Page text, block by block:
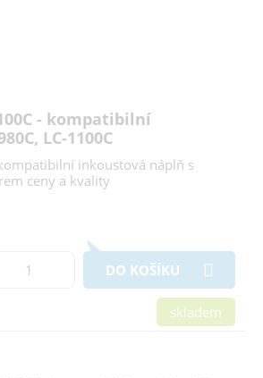
- kompatibilní
LC-1100C
inkoustová náplň s
ceny a kvality
DO KOŠÍKU
skladem